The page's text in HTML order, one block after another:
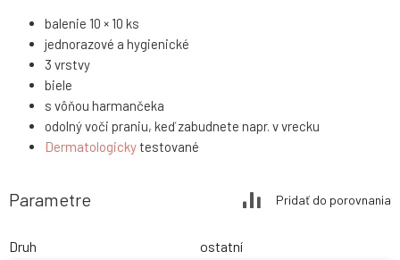
balenie 10 × 10 ks
jednorazové a hygienické
3 vrstvy
biele
s vôňou harmančeka
odolný voči praniu, keď zabudnete napr. v vrecku
Dermatologickytestované
Parametre Pridať do porovnania
Druh
ostatní